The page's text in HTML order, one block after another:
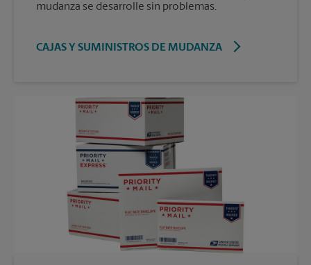
mudanza se desarrolle sin problemas.
CAJAS Y SUMINISTROS DE MUDANZA